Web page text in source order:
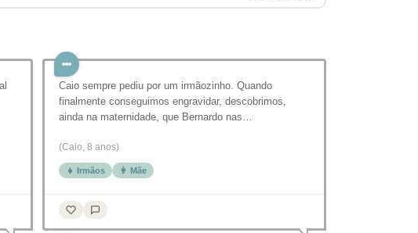
Caio sempre pediu por um irmãozinho. Quando
finalmente conseguimos engravidar, descobrimos,
ainda na maternidade, que Bernardo nas…
(Caio, 8 anos)
👧 Irmãos 👩 Mãe